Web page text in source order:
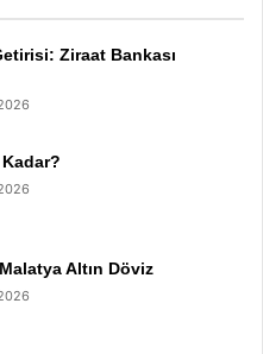
Ziraat Bankası
Kadar?
Altın Döviz